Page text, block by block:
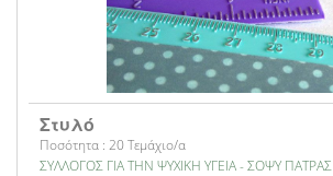
Στυλό
Ποσότητα : 20 Τεμάχιο/α
ΣΥΛΛΟΓΟΣ ΓΙΑ ΤΗΝ ΨΥΧΙΚΗ ΥΓΕΙΑ - ΣΟΨΥ ΠΑΤΡΑΣ